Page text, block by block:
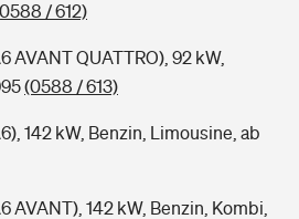
/ 612)
AVANT QUATTRO), 92 kW,
(0588 / 613)
142 kW, Benzin, Limousine, ab
AVANT), 142 kW, Benzin, Kombi,